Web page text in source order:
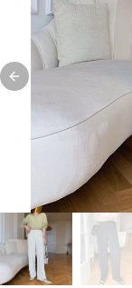
Previous slide